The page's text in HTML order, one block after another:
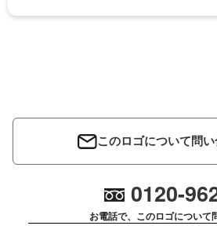
このロゴについて問
0120-
お電話で、このロゴについて